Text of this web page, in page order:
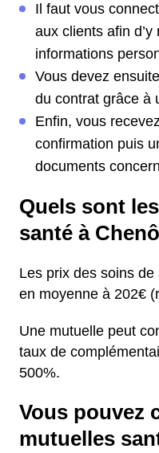
Il faut vous
aux clients afin
informations
Vous devez
du contrat grâce à
Enfin, vous
confirmation puis
documents
Quels sont
santé à
Les prix des soins
en moyenne à 202€
Une mutuelle peut
taux de
500%.
Vous pouvez
mutuelles